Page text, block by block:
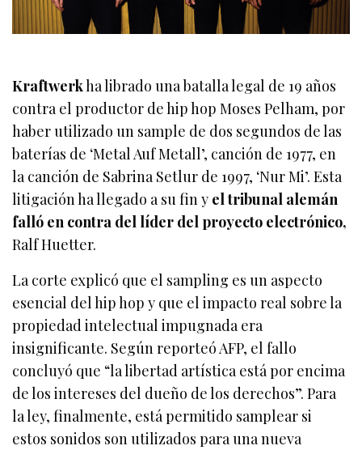
Kraftwerkha librado una batalla legal de 19 años
contra el productor de hip hop Moses Pelham, por
haber utilizado un sample de dos segundos de las
baterías de ‘Metal Auf Metall’, canción de 1977, en
la canción de Sabrina Setlur de 1997, ‘Nur Mi’. Esta
litigación ha llegado a su fin y el tribunal alemán
falló en contra del líder del proyecto electrónico,
Ralf Huetter.
La corte explicó que el sampling es un aspecto
esencial del hip hop y que el impacto real sobre la
propiedad intelectual impugnada era
insignificante. Según reporteó AFP, el fallo
concluyó que “la libertad artística está por encima
de los intereses del dueño de los derechos”. Para
la ley, finalmente, está permitido samplear si
estos sonidos son utilizados para una nueva